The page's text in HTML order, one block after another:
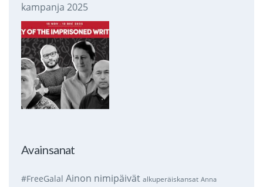
kampanja 2025
Avainsanat
#FreeGalal Ainon nimipäivät alkuperäiskansat Anna